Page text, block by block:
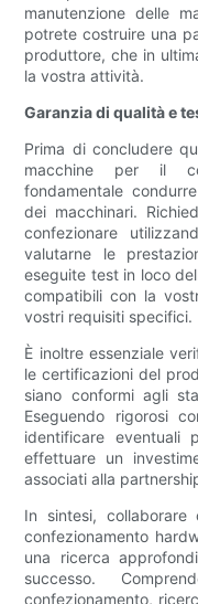
manutenzione delle
potrete costruire una
produttore, che in
la vostra attività.
Garanzia di qualità e
Prima di concludere
macchine per il
fondamentale
dei macchinari.
confezionare
valutarne le
eseguite test in loco
compatibili con la
vostri requisiti specifici.
È inoltre essenziale
le certificazioni del
siano conformi agli
Eseguendo rigorosi
identificare eventuali
effettuare un
associati alla
In sintesi,
confezionamento
una ricerca
successo.
confezionamento,